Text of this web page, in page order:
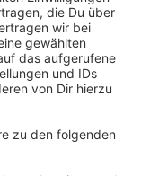
vor allem